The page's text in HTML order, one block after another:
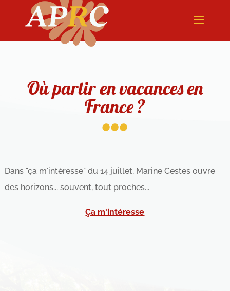
Où partir en vacances en
France ?
...
Dans "ça m'intéresse" du 14 juillet, Marine Cestes ouvre
des horizons... souvent, tout proches...
Ça m'intéresse